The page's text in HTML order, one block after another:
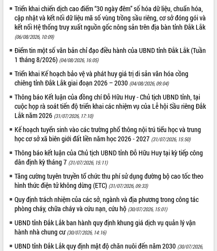
THỐNG KÊ TRUY CẬP
Hôm nay: 15023
Triển khai chiến dịch cao điểm “30 ngày đêm” số hóa dữ liệu, chuẩn hóa,
cập nhật và kết nối dữ liệu mã số vùng trồng sầu riêng, cơ sở đóng gói và
kết nối Hệ thống truy xuất nguồn gốc nông sản trên địa bàn tỉnh Đắk Lắk
(06/08/2026, 10:09)
Điểm tin một số văn bản chỉ đạo điều hành của UBND tỉnh Đắk Lắk (Tuần
1 tháng 8/2026) (04/08/2026, 16:05)
Triển khai Kế hoạch bảo vệ và phát huy giá trị di sản văn hóa cồng
chiêng tỉnh Đắk Lắk giai đoạn 2026 – 2030 (04/08/2026, 09:04)
Thông báo Kết luận của đồng chí Đỗ Hữu Huy - Chủ tịch UBND tỉnh, tại
cuộc họp rà soát tiến độ triển khai các nhiệm vụ của Lễ hội Sầu riêng Đắk
Lắk năm 2026 (31/07/2026, 17:10)
Kế hoạch tuyển sinh vào các trường phổ thông nội trú tiểu học và trung
học cơ sở xã biên giới đất liền năm học 2026 - 2027 (31/07/2026, 15:50)
Thông báo kết luận của Chủ tịch UBND tỉnh Đỗ Hữu Huy tại kỳ tiếp công
dân định kỳ tháng 7 (31/07/2026, 15:11)
Tăng cường tuyên truyền tổ chức thu phí sử dụng đường bộ cao tốc theo
hình thức điện tử không dừng (ETC) (31/07/2026, 09:33)
Quy định trách nhiệm của các sở, ngành và địa phương trong công tác
phòng cháy, chữa cháy và cứu nạn, cứu hộ (30/07/2026, 15:01)
UBND tỉnh Đắk Lắk ban hành quy định khung giá dịch vụ quản lý vận
hành nhà chung cư (30/07/2026, 14:16)
UBND tỉnh Đắk Lắk quy định mật độ chăn nuôi đến năm 2030 (30/07/2026,